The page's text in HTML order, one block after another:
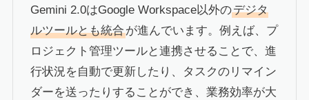
Gemini 2.0はGoogle Workspace以外のデジタ
ルツールとも統合が進んでいます。例えば、プ
ロジェクト管理ツールと連携させることで、進
行状況を自動で更新したり、タスクのリマイン
ダーを送ったりすることができ、業務効率が大